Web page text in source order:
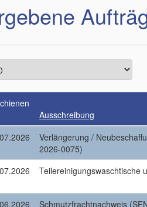
Ausschreibung
Verlängerung /
2026-0075)
Teilereinigungswaschtische
Schmutzfrachtnachweis